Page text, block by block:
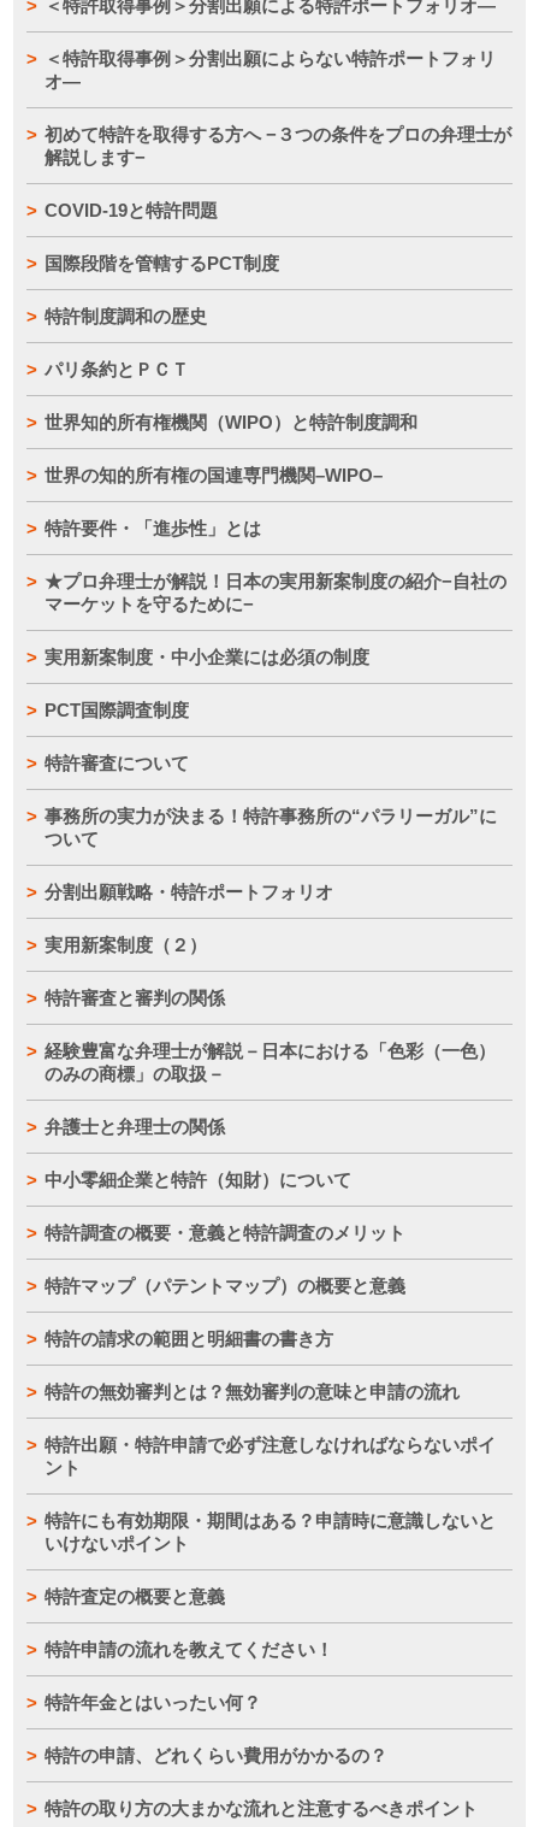
＜特許取得事例＞分割出願による特許ポートフォリオ―
＜特許取得事例＞分割出願によらない特許ポートフォリ
オ―
初めて特許を取得する方へ −３つの条件をプロの弁理士が
解説します−
COVID-19と特許問題
国際段階を管轄するPCT制度
特許制度調和の歴史
パリ条約とＰＣＴ
世界知的所有権機関（WIPO）と特許制度調和
世界の知的所有権の国連専門機関–WIPO–
特許要件・「進歩性」とは
★プロ弁理士が解説！日本の実用新案制度の紹介−自社の
マーケットを守るために−
実用新案制度・中小企業には必須の制度
PCT国際調査制度
特許審査について
事務所の実力が決まる！特許事務所の“パラリーガル”に
ついて
分割出願戦略・特許ポートフォリオ
実用新案制度（２）
特許審査と審判の関係
経験豊富な弁理士が解説－日本における「色彩（一色）
のみの商標」の取扱－
弁護士と弁理士の関係
中小零細企業と特許（知財）について
特許調査の概要・意義と特許調査のメリット
特許マップ（パテントマップ）の概要と意義
特許の請求の範囲と明細書の書き方
特許の無効審判とは？無効審判の意味と申請の流れ
特許出願・特許申請で必ず注意しなければならないポイ
ント
特許にも有効期限・期間はある？申請時に意識しないと
いけないポイント
特許査定の概要と意義
特許申請の流れを教えてください！
特許年金とはいったい何？
特許の申請、どれくらい費用がかかるの？
特許の取り方の大まかな流れと注意するべきポイント